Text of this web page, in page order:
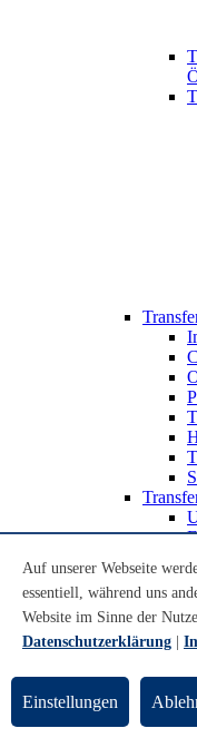
Auf unserer Webseite
essentiell, während uns
Website im Sinne der
Datenschutzerklärung
Einstellungen